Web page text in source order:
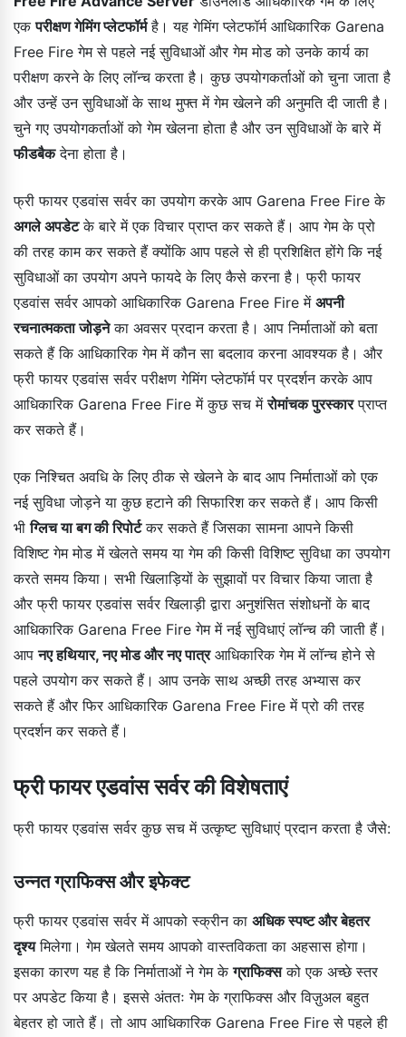
एकपरीक्षण गेमिंग प्लेटफॉर्महै। यह गेमिंग प्लेटफॉर्म आधिकारिक Garena
Free Fire गेम से पहले नई सुविधाओं और गेम मोड को उनके कार्य का
परीक्षण करने के लिए लॉन्च करता है। कुछ उपयोगकर्ताओं को चुना जाता है
और उन्हें उन सुविधाओं के साथ मुफ्त में गेम खेलने की अनुमति दी जाती है।
चुने गए उपयोगकर्ताओं को गेम खेलना होता है और उन सुविधाओं के बारे में
फीडबैकदेना होता है।
फ्री फायर एडवांस सर्वर का उपयोग करके आप Garena Free Fire के
अगले अपडेटके बारे में एक विचार प्राप्त कर सकते हैं। आप गेम के प्रो
की तरह काम कर सकते हैं क्योंकि आप पहले से ही प्रशिक्षित होंगे कि नई
सुविधाओं का उपयोग अपने फायदे के लिए कैसे करना है। फ्री फायर
एडवांस सर्वर आपको आधिकारिक Garena Free Fire में अपनी
रचनात्मकता जोड़नेका अवसर प्रदान करता है। आप निर्माताओं को बता
सकते हैं कि आधिकारिक गेम में कौन सा बदलाव करना आवश्यक है। और
फ्री फायर एडवांस सर्वर परीक्षण गेमिंग प्लेटफॉर्म पर प्रदर्शन करके आप
आधिकारिक Garena Free Fire में कुछ सच मेंरोमांचक पुरस्कारप्राप्त
कर सकते हैं।
एक निश्चित अवधि के लिए ठीक से खेलने के बाद आप निर्माताओं को एक
नई सुविधा जोड़ने या कुछ हटाने की सिफारिश कर सकते हैं। आप किसी
भीग्लिच या बग की रिपोर्टकर सकते हैं जिसका सामना आपने किसी
विशिष्ट गेम मोड में खेलते समय या गेम की किसी विशिष्ट सुविधा का उपयोग
करते समय किया। सभी खिलाड़ियों के सुझावों पर विचार किया जाता है
और फ्री फायर एडवांस सर्वर खिलाड़ी द्वारा अनुशंसित संशोधनों के बाद
आधिकारिक Garena Free Fire गेम में नई सुविधाएं लॉन्च की जाती हैं।
आपनए हथियार, नए मोड और नए पात्रआधिकारिक गेम में लॉन्च होने से
पहले उपयोग कर सकते हैं। आप उनके साथ अच्छी तरह अभ्यास कर
सकते हैं और फिर आधिकारिक Garena Free Fire में प्रो की तरह
प्रदर्शन कर सकते हैं।
फ्री फायर एडवांस सर्वर की विशेषताएं
फ्री फायर एडवांस सर्वर कुछ सच में उत्कृष्ट सुविधाएं प्रदान करता है जैसे:
उन्नत ग्राफिक्स और इफेक्ट
फ्री फायर एडवांस सर्वर में आपको स्क्रीन का अधिक स्पष्ट और बेहतर
दृश्यमिलेगा। गेम खेलते समय आपको वास्तविकता का अहसास होगा।
इसका कारण यह है कि निर्माताओं ने गेम केग्राफिक्सको एक अच्छे स्तर
पर अपडेट किया है। इससे अंततः गेम के ग्राफिक्स और विज़ुअल बहुत
बेहतर हो जाते हैं। तो आप आधिकारिक Garena Free Fire से पहले ही